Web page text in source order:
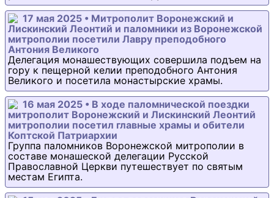
17 мая 2025 • Митрополит Воронежский и
Лискинский Леонтий и паломники из Воронежской
митрополии посетили Лавру преподобного
Антония Великого
Делегация монашествующих совершила подъем на
гору к пещерной келии преподобного Антония
Великого и посетила монастырские храмы.
16 мая 2025 • В ходе паломнической поездки
митрополит Воронежский и Лискинский Леонтий
митрополии посетил главные храмы и обители
Коптской Патриархии
Группа паломников Воронежской митрополии в
составе монашеской делегации Русской
Православной Церкви путешествует по святым
местам Египта.